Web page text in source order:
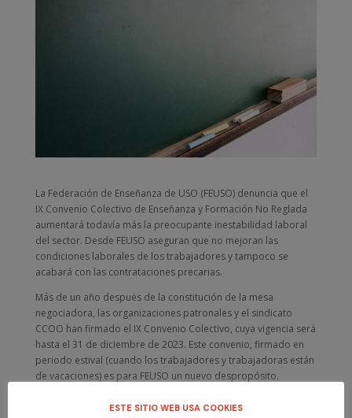
La Federación de Enseñanza de USO (FEUSO) denuncia que el
IX Convenio Colectivo de Enseñanza y Formación No Reglada
aumentará todavía más la preocupante inestabilidad laboral
del sector. Desde FEUSO aseguran que no mejoran las
condiciones laborales de los trabajadores y tampoco se
acabará con las contrataciones precarias.
Más de un año después de la constitución de la mesa
negociadora, las organizaciones patronales y el sindicato
CCOO han firmado el IX Convenio Colectivo, cuya vigencia será
hasta el 31 de diciembre de 2023. Este convenio, firmado en
periodo estival (cuando los trabajadores y trabajadoras están
de vacaciones) es para FEUSO un nuevo despropósito.
ESTE SITIO WEB USA COOKIES